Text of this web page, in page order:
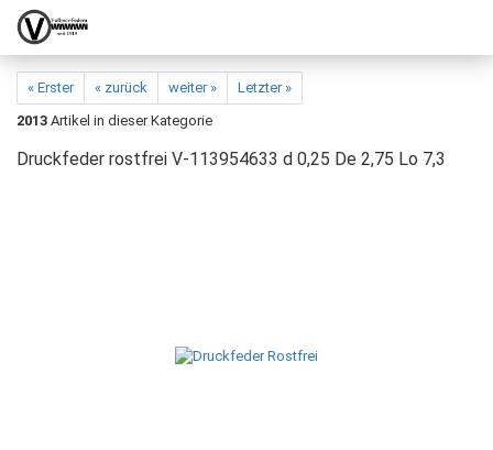
« Erster « zurück weiter »
Letzter »
2013 Artikel in dieser Kategorie
Druckfeder rostfrei V-113954633 d 0,25 De 2,75 Lo 7,3